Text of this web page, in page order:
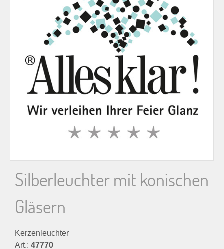
a
h
Silberleuchter mit konischen
Gläsern
Kerzenleuchter
Art.: 47770